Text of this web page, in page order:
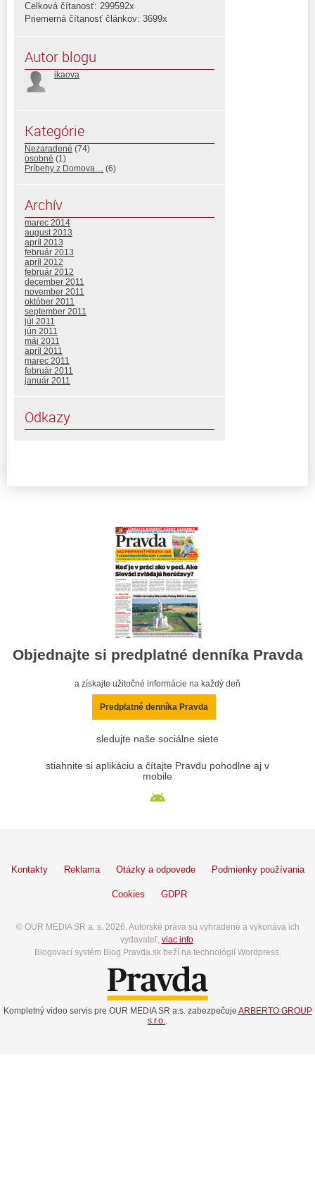
Celková čítanosť: 299592x
Priemerná čítanosť článkov: 3699x
Autor blogu
ikaova
Kategórie
Nezaradené (74)
osobné (1)
Príbehy z Domova… (6)
Archív
marec 2014
august 2013
apríl 2013
február 2013
apríl 2012
február 2012
december 2011
november 2011
október 2011
september 2011
júl 2011
jún 2011
máj 2011
apríl 2011
marec 2011
február 2011
január 2011
Odkazy
Objednajte si predplatné denníka Pravda
a získajte užitočné informácie na každý deň
Predplatné denníka Pravda
sledujte naše sociálne siete
stiahnite si aplikáciu a čítajte Pravdu pohodlne aj v
mobile
Kontakty Reklama Otázky a odpovede Podmienky používania
Cookies GDPR
© OUR MEDIA SR a. s. 2026. Autorské práva sú vyhradené a vykonáva ich
vydavateľ, viac info.
Blogovací systém Blog.Pravda.sk beží na technológií Wordpress.
Kompletný video servis pre OUR MEDIA SR a.s. zabezpečuje ARBERTO GROUP
s.r.o..